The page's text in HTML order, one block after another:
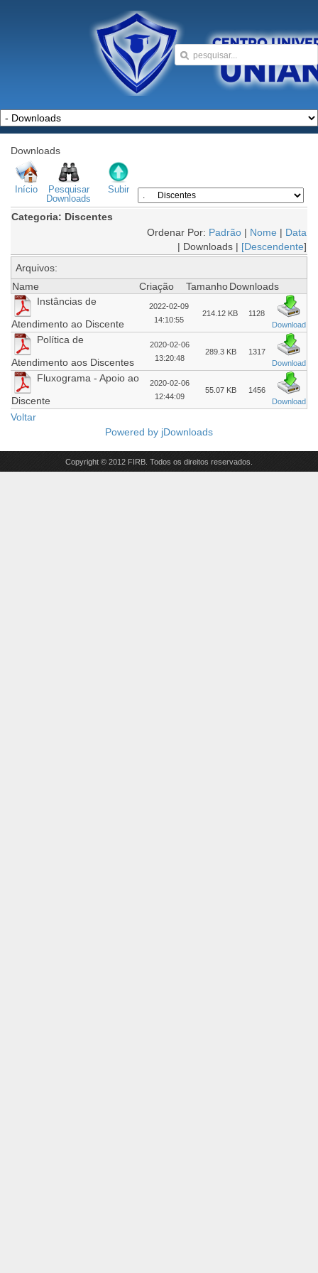
Downloads
Início
Pesquisar
Downloads
Subir
Categoria: Discentes
Ordenar Por: Padrão | Nome | Data
| Downloads | [Descendente]
Arquivos:
Name
Criação Tamanho Downloads
Instâncias de
Atendimento ao Discente
2022-02-09
14:10:55
214.12 KB
1128
Download
Política de
Atendimento aos Discentes
2020-02-06
13:20:48
289.3 KB
1317
Download
Fluxograma - Apoio ao
Discente
2020-02-06
12:44:09
55.07 KB
1456
Download
Voltar
Powered by jDownloads
Copyright © 2012 FIRB. Todos os direitos reservados.